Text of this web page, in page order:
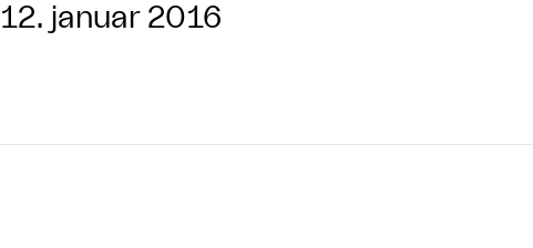
12. januar 2016